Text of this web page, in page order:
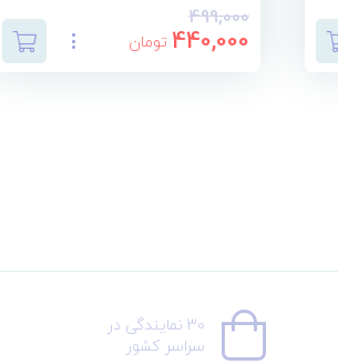
499,000
440,000 تومان
30 نمایندگی در
سراسر کشور